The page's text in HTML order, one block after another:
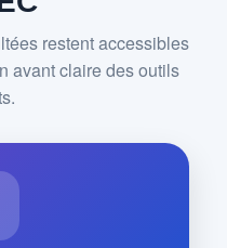
restent accessibles
avant claire des outils